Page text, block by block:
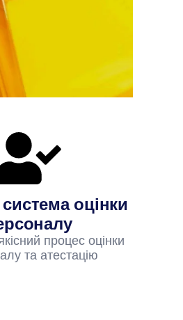
оцінки
процес оцінки
та атестацію